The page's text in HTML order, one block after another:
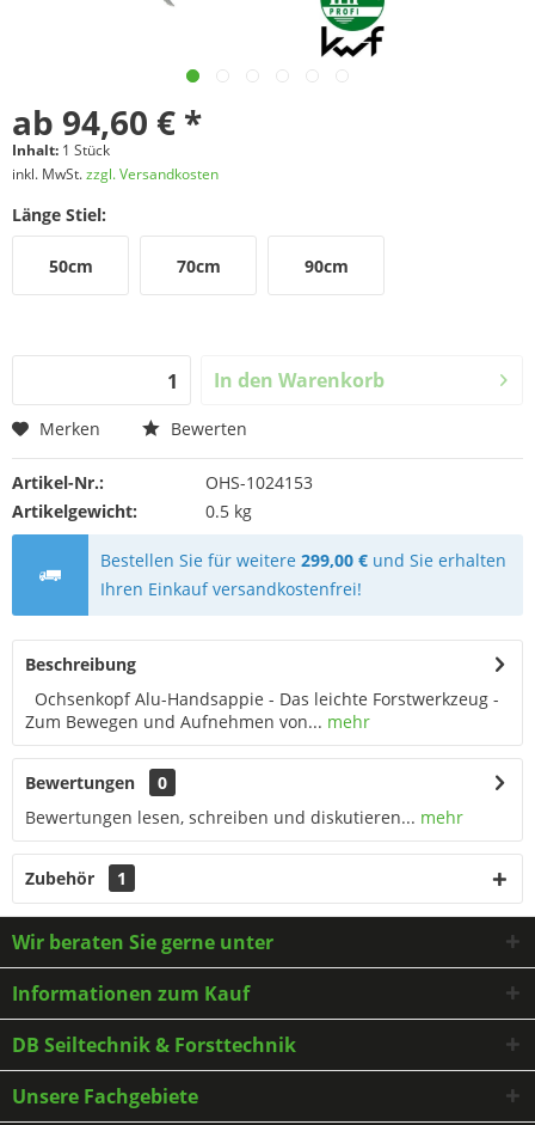
ab 94,60 € *
Inhalt: 1 Stück
inkl. MwSt.zzgl. Versandkosten
Länge Stiel:
50cm 70cm 90cm
In den Warenkorb
Merken Bewerten
Artikel-Nr.:
OHS-1024153
Artikelgewicht:
0.5 kg
Bestellen Sie für weitere299,00 € und Sie erhalten
Ihren Einkauf versandkostenfrei!
Beschreibung
Ochsenkopf Alu-Handsappie - Das leichte Forstwerkzeug -
Zum Bewegen und Aufnehmen von... mehr
Bewertungen
0
Bewertungen lesen, schreiben und diskutieren... mehr
Zubehör 1
Wir beraten Sie gerne unter
Informationen zum Kauf
DB Seiltechnik & Forsttechnik
Unsere Fachgebiete